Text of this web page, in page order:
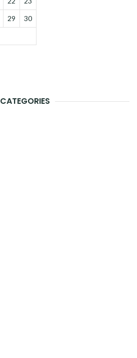
29 30
CATEGORIES